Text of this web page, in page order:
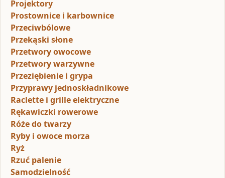
Projektory
Prostownice i karbownice
Przeciwbólowe
Przekąski słone
Przetwory owocowe
Przetwory warzywne
Przeziębienie i grypa
Przyprawy jednoskładnikowe
Raclette i grille elektryczne
Rękawiczki rowerowe
Róże do twarzy
Ryby i owoce morza
Ryż
Rzuć palenie
Samodzielność